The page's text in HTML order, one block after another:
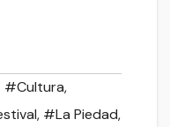
#Cultura,
, #La Piedad,